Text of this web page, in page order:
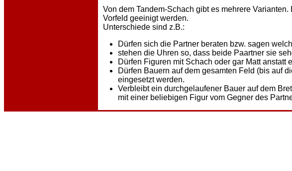
Von dem Tandem-Schach gibt es mehrere
Vorfeld geeinigt werden.
Unterschiede sind z.B.:
Dürfen sich die Partner beraten bzw. sagen
stehen die Uhren so, dass beide Paartner sie
Dürfen Figuren mit Schach oder gar Matt anstatt
Dürfen Bauern auf dem gesamten Feld (bis auf
eingesetzt werden.
Verbleibt ein durchgelaufener Bauer auf dem
mit einer beliebigen Figur vom Gegner des